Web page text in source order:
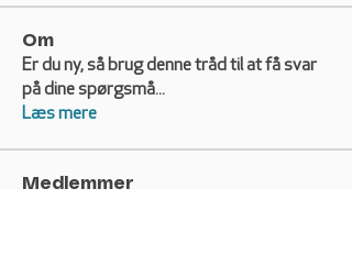
Om
Er du ny, så brug denne tråd til at få svar
på dine spørgsmå...
Læs mere
Medlemmer